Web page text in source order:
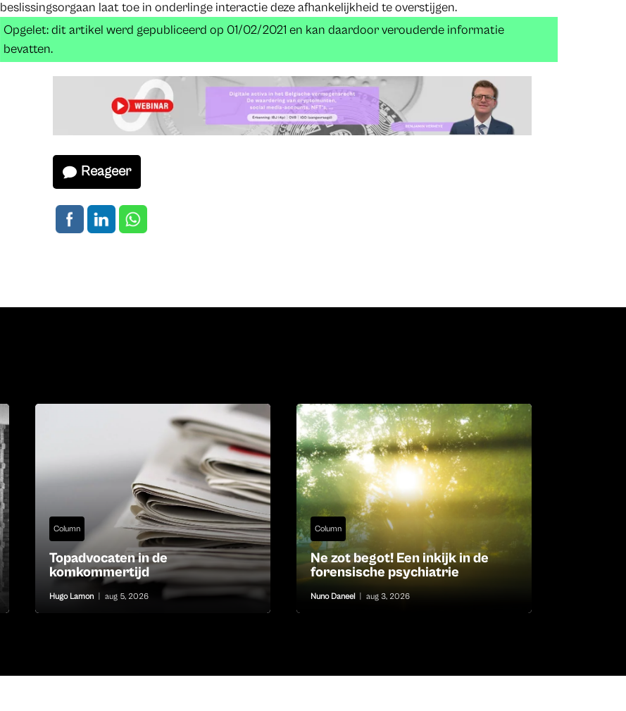
beslissingsorgaan laat toe in onderlinge interactie deze afhankelijkheid te overstijgen.
Opgelet: dit artikel werd gepubliceerd op 01/02/2021 en kan daardoor verouderde informatie
bevatten.
Reageer
Column
Topadvocaten in de
komkommertijd
Hugo Lamon aug 5, 2026
Column
Ne zot begot! Een inkijk in de
forensische psychiatrie
Nuno Daneel aug 3, 2026